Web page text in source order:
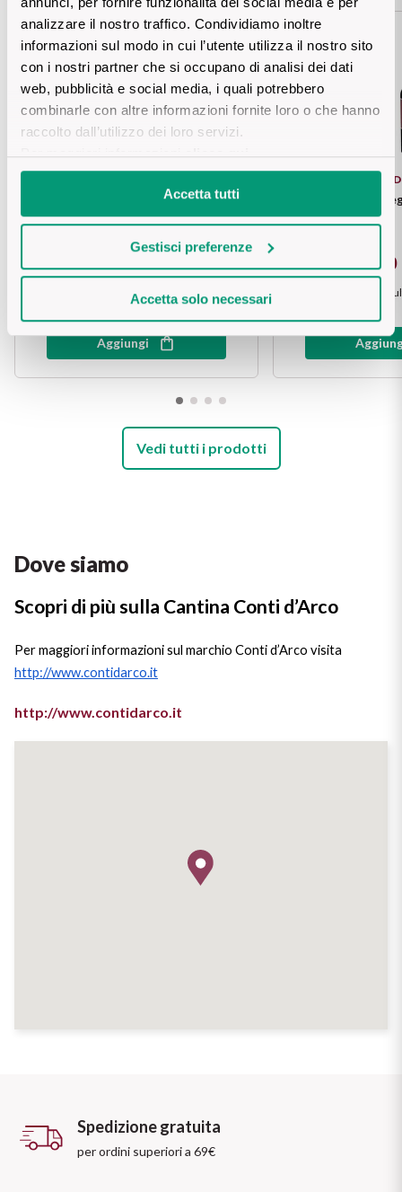
analizzare il nostro traffico. Condividiamo inoltre
informazioni sul modo in cui l’utente utilizza il nostro sito
con i nostri partner che si occupano di analisi dei dati
web, pubblicità e social media, i quali potrebbero
combinarle con altre informazioni fornite loro o che hanno
raccolto dall’utilizzo dei loro servizi.
Per maggiori informazioniclicca qui.
Accetta tutti
Gestisci preferenze
Accetta solo necessari
Scopri di più
Vini Siciliani
Vini Toscani
Vini Trentini
Vini della Champagne
Vedi tutti
6 bottiglie Trento DOC Brut Metodo
Classico
€ 86,40
Prezzo piu basso negli ultimi 30 giorni
Aggiungi
CONTI
6 bottiglie
€ 42,70
Prezzo piu basso negli
Vedi tutti i prodotti
Dove siamo
Scopri di più sulla Cantina Conti d’Arco
Per maggiori informazioni sul marchio Conti d’Arco visita
http://www.contidarco.it
http://www.contidarco.it
Spedizione gratuita
per ordini superiori a 69€